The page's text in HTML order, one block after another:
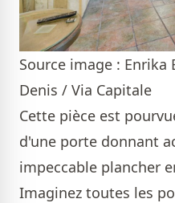
Source image : Enrika
Denis / Via Capitale
Cette pièce est
d'une porte donnant
impeccable plancher
Imaginez toutes les